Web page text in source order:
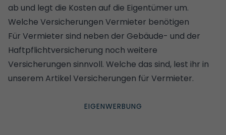
ab und legt die Kosten auf die Eigentümer um.
Welche Versicherungen Vermieter benötigen
Für Vermieter sind neben der Gebäude- und der
Haftpflichtversicherung noch weitere
Versicherungen sinnvoll. Welche das sind, lest ihr in
unserem Artikel Versicherungen für Vermieter.